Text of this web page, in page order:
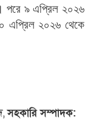
পরে ৯ এপ্রিল ২০২৬
এপ্রিল ২০২৬ থেকে
সহকারি সম্পাদক: